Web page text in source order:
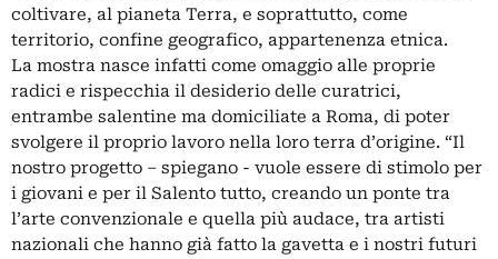
coltivare, al pianeta Terra, e soprattutto, come
territorio, confine geografico, appartenenza etnica.
La mostra nasce infatti come omaggio alle proprie
radici e rispecchia il desiderio delle curatrici,
entrambe salentine ma domiciliate a Roma, di poter
svolgere il proprio lavoro nella loro terra d’origine. “Il
nostro progetto – spiegano - vuole essere di stimolo per
i giovani e per il Salento tutto, creando un ponte tra
l’arte convenzionale e quella più audace, tra artisti
nazionali che hanno già fatto la gavetta e i nostri futuri